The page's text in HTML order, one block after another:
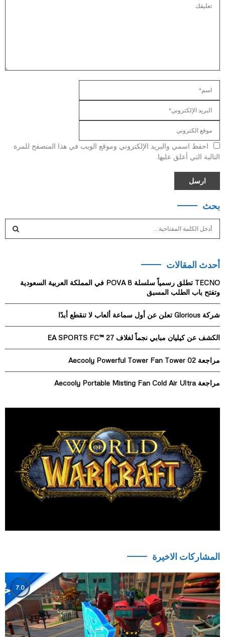
احفظ اسمي والبريد الإلكتروني وموقع الويب في هذا المتصفح للمرة
التالية التي أعلق عليها.
بحث
c
f
o
:
C
H
أحدث المقالات
TECNO تطلق رسمياً سلسلة POVA 8 في المملكة العربية السعودية
وتفتح باب الطلب المسبق
شركة Glorious تعلن عن أول سماعة ألعاب لا تنقطع أبدًا
الكشف عن كيليان مبابي نجماً لغلاف EA SPORTS FC™ 27
مراجعة Aecooly Powerful Tower Fan Tower 02
مراجعة Aecooly Portable Misting Fan Cold Air Ultra
المشاركات الاخيرة
7.0